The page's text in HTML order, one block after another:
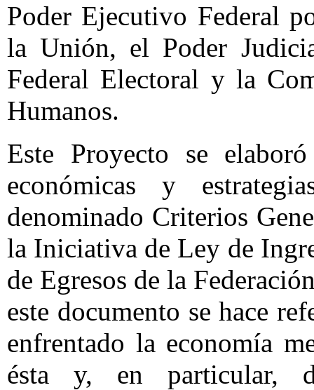
Poder Ejecutivo Federal
la Unión, el Poder
Federal Electoral y la
Humanos.
Este Proyecto se
económicas y
denominado Criterios
la Iniciativa de Ley de
de Egresos de la
este documento se hace
enfrentado la economía
ésta y, en particular,